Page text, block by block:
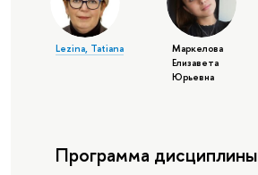
Lezina, Tatiana
Маркелова
Елизавета
Юрьевна
Программа дисциплины